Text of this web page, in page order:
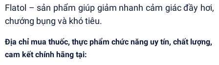
Flatol – sản phẩm giúp giảm nhanh cảm giác đầy hơi,
chướng bụng và khó tiêu.
Địa chỉ mua thuốc, thực phẩm chức năng uy tín, chất lượng,
cam kết chính hãng tại: